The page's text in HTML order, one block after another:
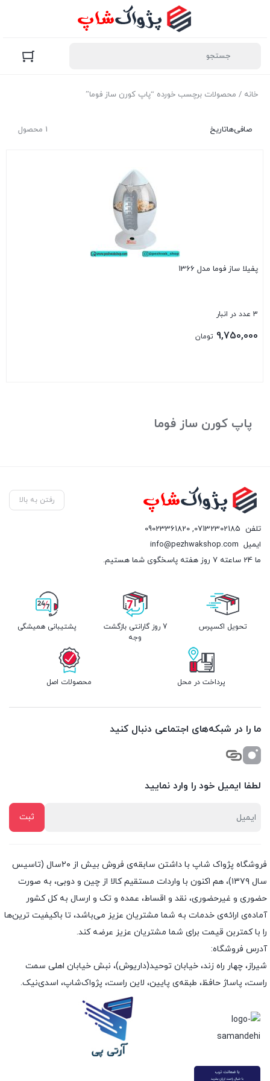
خانه / محصولات برچسب خورده “پاپ کورن ساز فوما”
1 محصول صافی‌هاتاریخ
پفیلا ساز فوما مدل 1366
3 عدد در انبار
9,750,000 تومان
پاپ کورن ساز فوما
رفتن به بالا
تلفن 07132302185
,
09023361820
ایمیل info@pezhwakshop.com
ما 24 ساعته 7 روز هفته پاسخگوی شما هستیم.
تحویل اکسپرس
7 روز گارانتی بازگشت
وجه
پشتیبانی همیشگی
پرداخت در محل محصولات اصل
ما را در شبکه‌های اجتماعی دنبال کنید
لطفا ایمیل خود را وارد نمایید
فروشگاه پژواک شاپ با داشتن سابقه‌ی فروش بیش از ۲۰سال (تاسیس
سال ۱۳۷۹)، هم اکنون با واردات مستقیم کالا از چین و دوبی، به صورت
حضوری و غیرحضوری، نقد و اقساط، عمده و تک و ارسال به کل کشور
آماده‌ی ارائه‌ی خدمات به شما مشتریان عزیز می‌باشد، تا باکیفیت ترین‌ها
را با کمتربن قیمت برای شما مشتریان عزیز عرضه کند.
آدرس فروشگاه:
شیراز، چهار راه زند، خیابان توحید(داریوش)، نبش خیابان اهلی سمت
راست، پاساژ حافظ، طبقه‌ی پایین، لاین راست، پژواک‌شاپ، اسدی‌نیک.